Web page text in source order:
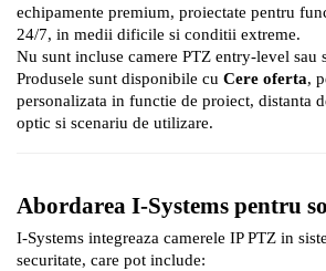
echipamente premium, proiectate pentru
24/7, in medii dificile si conditii extreme.
Nu sunt incluse camere PTZ entry-level sau
Produsele sunt disponibile cu Cere oferta,
personalizata in functie de proiect, distanta
optic si scenariu de utilizare.
Abordarea I-Systems pentru
I-Systems integreaza camerele IP PTZ in
securitate, care pot include: